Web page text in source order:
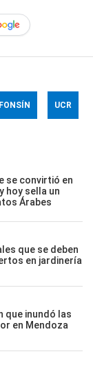
UCR
se convirtió en
hoy sella un
Árabes
que se deben
en jardinería
que inundó las
en Mendoza